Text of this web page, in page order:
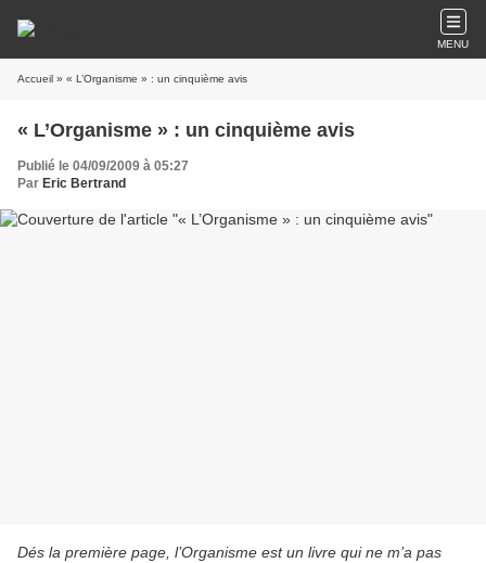
MENU
Accueil » « L’Organisme » : un cinquième avis
« L’Organisme » : un cinquième avis
Publié le 04/09/2009 à 05:27
Par Eric Bertrand
Dés la première page, l’Organisme est un livre qui ne m’a pas